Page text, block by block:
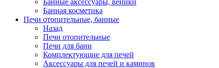
Банные аксессуары, веники
Банная косметика
Печи отопительные, банные
Назад
Печи отопительные
Печи для бани
Комплектующие для печей
Аксессуары для печей и каминов